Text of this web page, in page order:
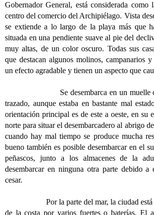
Gobernador General, está considerada
centro del comercio del Archipiélago. Vista
se extiende a lo largo de la playa más que
situada en una pendiente suave al pie del
muy altas, de un color oscuro. Todas sus
que destacan algunos molinos, campanarios
un efecto agradable y tienen un aspecto que
Se desembarca en un muelle
trazado, aunque estaba en bastante mal
orientación principal es de este a oeste, en su
norte para situar el desembarcadero al abrigo
cuando hay mal tiempo se produce mucha
bueno también es posible desembarcar en el
peñascos, junto a los almacenes de la
desembarcar en ninguna otra parte debido
cesar.
Por la parte del mar, la ciudad está
de la costa por varios fuertes o baterías. El